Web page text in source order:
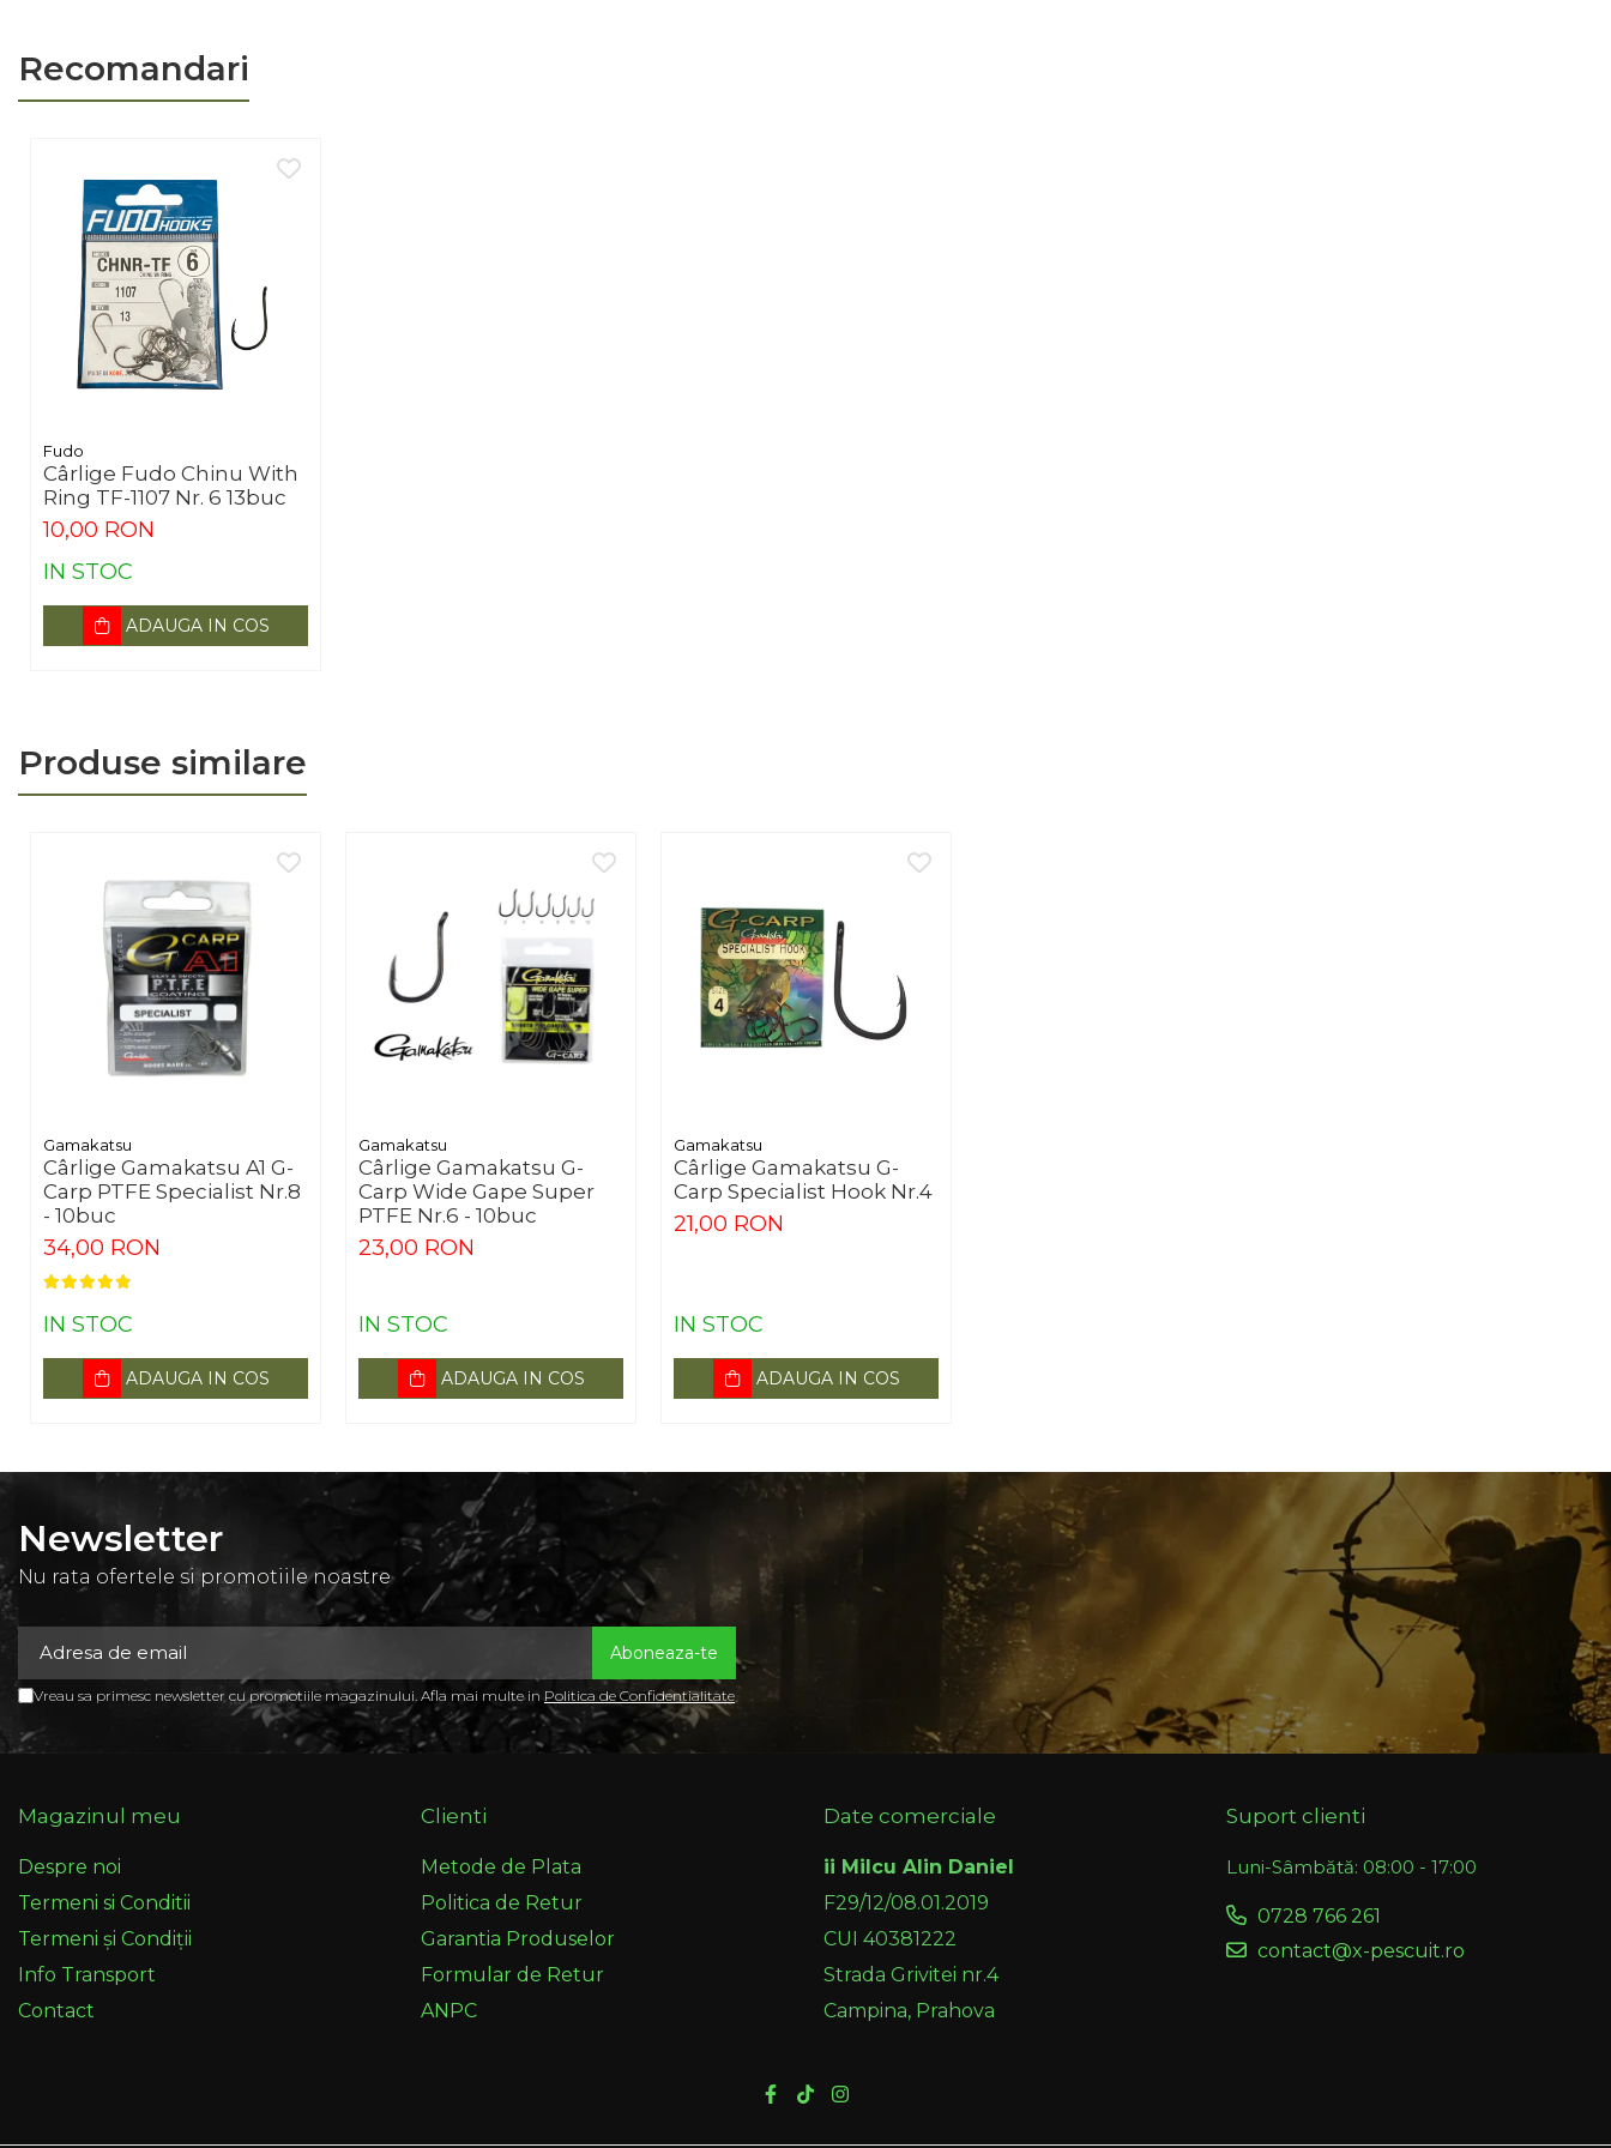
Recomandari
Fudo
Cârlige Fudo Chinu With
Ring TF-1107 Nr. 6 13buc
10,00 RON
IN STOC
ADAUGA IN COS
Produse similare
Gamakatsu
Cârlige Gamakatsu A1 G-
Carp PTFE Specialist Nr.8
- 10buc
34,00 RON
IN STOC
ADAUGA IN COS
Gamakatsu
Cârlige Gamakatsu G-
Carp Wide Gape Super
PTFE Nr.6 - 10buc
23,00 RON
IN STOC
ADAUGA IN COS
Gamakatsu
Cârlige Gamakatsu G-
Carp Specialist Hook Nr.4
21,00 RON
IN STOC
ADAUGA IN COS
Newsletter
Nu rata ofertele si promotiile noastre
Vreau sa primesc newsletter cu promotiile magazinului. Afla mai multe in Politica de Confidentialitate
Magazinul meu
Despre noi
Termeni si Conditii
Termeni și Condiții
Info Transport
Contact
Clienti
Metode de Plata
Politica de Retur
Garantia Produselor
Formular de Retur
ANPC
Date comerciale
ii Milcu Alin Daniel
F29/12/08.01.2019
CUI 40381222
Strada Grivitei nr.4
Campina, Prahova
Suport clienti
Luni-Sâmbătă: 08:00 - 17:00
0728 766 261
contact@x-pescuit.ro